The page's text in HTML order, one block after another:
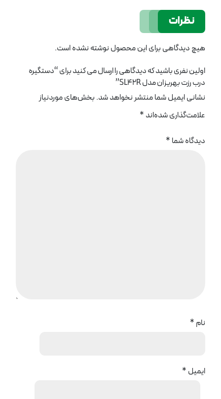
نظرات
هیچ دیدگاهی برای این محصول نوشته نشده است.
اولین نفری باشید که دیدگاهی را ارسال می کنید برای “دستگیره
درب رزت بهریزان مدل SL42R”
نشانی ایمیل شما منتشر نخواهد شد. بخش‌های موردنیاز
علامت‌گذاری شده‌اند *
دیدگاه شما *
نام *
ایمیل *